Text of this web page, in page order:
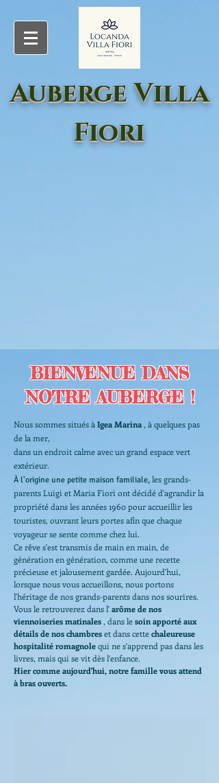
Auberge Villa
Fiori
BIENVENUE DANS
NOTRE AUBERGE !
Nous sommes situés à Igea Marina , à quelques pas
de la mer,
dans un endroit calme avec un grand espace vert
extérieur.
À l'origine une petite maison familiale, les grands-
parents Luigi et Maria Fiori ont décidé d'agrandir la
propriétédans les années 1960pour accueillir les
touristes, ouvrant leurs portes afin que chaque
voyageur se sente comme chez lui.
Ce rêve s'est transmis de main en main, de
génération en génération, comme une recette
précieuse et jalousement gardée. Aujourd'hui,
lorsque nous vous accueillons, nous portons
l'héritage de nos grands-parents dans nos sourires.
Vous le retrouverez dans l'arôme de nos
viennoiseries matinales , dans lesoin apporté aux
détails de nos chambreset dans cettechaleureuse
hospitalité romagnolequi ne s'apprend pas dans les
livres, mais qui se vit dès l'enfance.
Hier comme aujourd'hui, notre famille vous attend
à bras ouverts.